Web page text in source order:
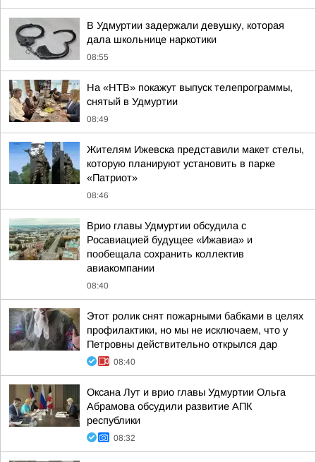
В Удмуртии задержали девушку, которая
дала школьнице наркотики
08:55
На «НТВ» покажут выпуск телепрограммы,
снятый в Удмуртии
08:49
Жителям Ижевска представили макет стелы,
которую планируют установить в парке
«Патриот»
08:46
Врио главы Удмуртии обсудила с
Росавиацией будущее «Ижавиа» и
пообещала сохранить коллектив
авиакомпании
08:40
Этот ролик снят пожарными бабками в целях
профилактики, но мы не исключаем, что у
Петровны действительно открылся дар
08:40
Оксана Лут и врио главы Удмуртии Ольга
Абрамова обсудили развитие АПК
республики
08:32